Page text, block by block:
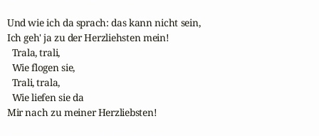
Und wie ich da sprach: das kann nicht sein,
Ich geh' ja zu der Herzliehsten mein!
  Trala, trali,
  Wie flogen sie,
  Trali, trala,
  Wie liefen sie da
Mir nach zu meiner Herzliebsten!